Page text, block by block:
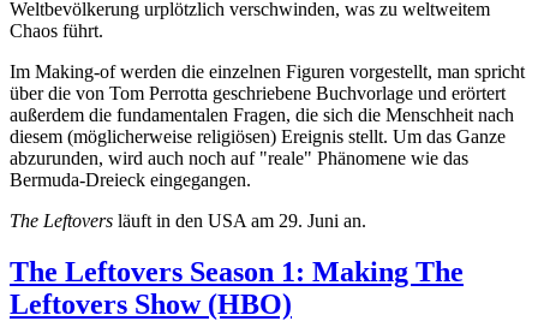
Weltbevölkerung urplötzlich verschwinden, was zu weltweitem
Chaos führt.
Im Making-of werden die einzelnen Figuren vorgestellt, man spricht
über die von Tom Perrotta geschriebene Buchvorlage und erörtert
außerdem die fundamentalen Fragen, die sich die Menschheit nach
diesem (möglicherweise religiösen) Ereignis stellt. Um das Ganze
abzurunden, wird auch noch auf "reale" Phänomene wie das
Bermuda-Dreieck eingegangen.
The Leftovers läuft in den USA am 29. Juni an.
The Leftovers Season 1: Making The
Leftovers Show (HBO)